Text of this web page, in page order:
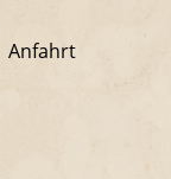
Anfahrt